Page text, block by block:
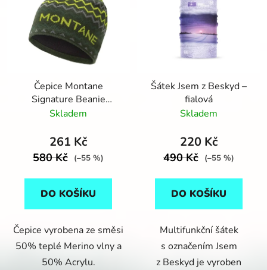
Čepice Montane
Signature Beanie
ZigZag Arbor
Skladem
261 Kč
580 Kč (–55 %)
DO KOŠÍKU
Čepice vyrobena ze směsi
50% teplé Merino vlny a
50% Acrylu.
Šátek Jsem z Beskyd –
fialová
Skladem
220 Kč
490 Kč (–55 %)
DO KOŠÍKU
Multifunkční šátek
s označením Jsem
z Beskyd je vyroben